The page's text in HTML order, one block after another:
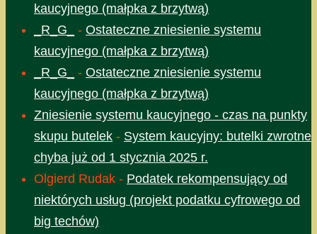
kaucyjnego (małpka z brzytwą)
_R_G_
- Ostateczne zniesienie systemu
kaucyjnego (małpka z brzytwą)
_R_G_
- Ostateczne zniesienie systemu
kaucyjnego (małpka z brzytwą)
Zniesienie systemu kaucyjnego - czas na punkty
skupu butelek - System kaucyjny: butelki zwrotne
chyba już od 1 stycznia 2025 r.
Olgierd Rudak - Podatek rekompensujący od
niektórych usług (projekt podatku cyfrowego od
big techów)